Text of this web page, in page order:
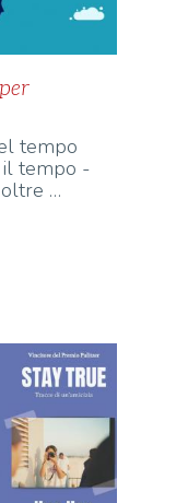
tempo
il tempo -
…